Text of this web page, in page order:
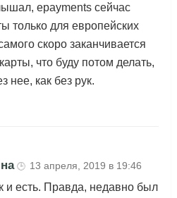
epayments сейчас
только для европейских
скоро заканчивается
что буду потом делать,
нее, как без рук.
🕒 13 апреля, 2019 в 19:46
и есть. Правда, недавно был